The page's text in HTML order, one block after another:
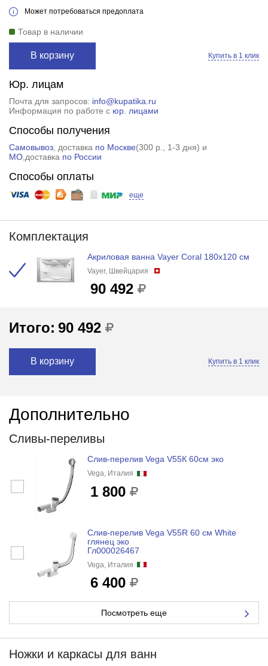
Может потребоваться предоплата
Товар в наличии
В корзину Купить в 1 клик
Юр. лицам
Почта для запросов: info@kupatika.ru
Информация по работе с юр. лицами
Способы получения
Самовывоз, доставка по Москве(300 р.
, 1-3 дня) и
МО,доставка по России
Способы оплаты
еще
Комплектация
Акриловая ванна Vayer Coral 180x120 см
Vayer, Швейцария
90 492
Итого: 90 492
В корзину Купить в 1 клик
Дополнительно
Сливы-переливы
Слив-перелив Vega V55К 60см эко
Vega, Италия
1 800
Слив-перелив Vega V55R 60 см White
глянец эко
Гл000026467
Vega, Италия
6 400
Посмотреть еще
Ножки и каркасы для ванн